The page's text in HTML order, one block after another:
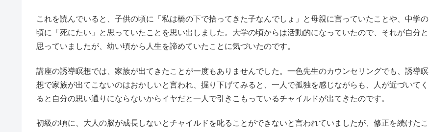
これを読んでいると、子供の頃に「私は橋の下で拾ってきた子なんでしょ」と母親に言っていたことや、中学の
頃に「死にたい」と思っていたことを思い出しました。大学の頃からは活動的になっていたので、それが自分と
思っていましたが、幼い頃から人生を諦めていたことに気づいたのです。
講座の誘導瞑想では、家族が出てきたことが一度もありませんでした。一色先生のカウンセリングでも、誘導瞑
想で家族が出てこないのはおかしいと言われ、掘り下げてみると、一人で孤独を感じながらも、人が近づいてく
ると自分の思い通りにならないからイヤだと一人で引きこもっているチャイルドが出てきたのです。
初級の頃に、大人の脳が成長しないとチャイルドを叱ることができないと言われていましたが、修正を続けたこ